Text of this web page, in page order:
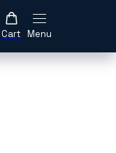
Cart Menu